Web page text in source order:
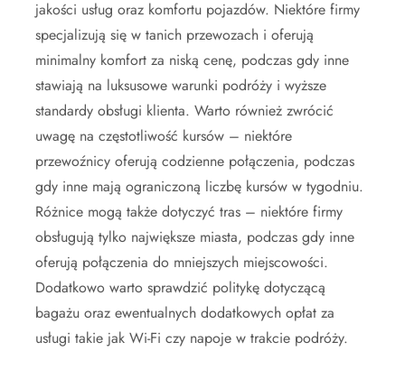
jakości usług oraz komfortu pojazdów. Niektóre firmy
specjalizują się w tanich przewozach i oferują
minimalny komfort za niską cenę, podczas gdy inne
stawiają na luksusowe warunki podróży i wyższe
standardy obsługi klienta. Warto również zwrócić
uwagę na częstotliwość kursów – niektóre
przewoźnicy oferują codzienne połączenia, podczas
gdy inne mają ograniczoną liczbę kursów w tygodniu.
Różnice mogą także dotyczyć tras – niektóre firmy
obsługują tylko największe miasta, podczas gdy inne
oferują połączenia do mniejszych miejscowości.
Dodatkowo warto sprawdzić politykę dotyczącą
bagażu oraz ewentualnych dodatkowych opłat za
usługi takie jak Wi-Fi czy napoje w trakcie podróży.